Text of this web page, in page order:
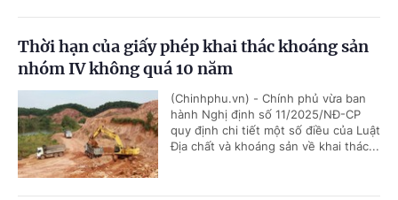
Thời hạn của giấy phép khai thác khoáng sản
nhóm IV không quá 10 năm
(Chinhphu.vn) - Chính phủ vừa ban
hành Nghị định số 11/2025/NĐ-CP
quy định chi tiết một số điều của Luật
Địa chất và khoáng sản về khai thác...